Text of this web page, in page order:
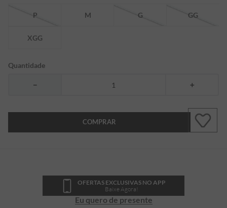
P M G GG
XGG
Quantidade
＋
－
COMPRAR
OFERTAS EXCLUSIVAS NO APP
Baixe Agora!
Eu quero de presente